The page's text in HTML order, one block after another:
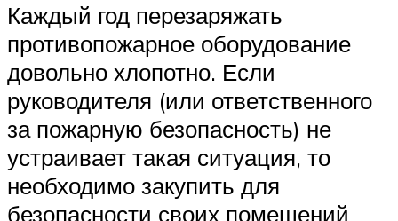
Каждый год перезаряжать
противопожарное оборудование
довольно хлопотно. Если
руководителя (или ответственного
за пожарную безопасность) не
устраивает такая ситуация, то
необходимо закупить для
безопасности своих помещений